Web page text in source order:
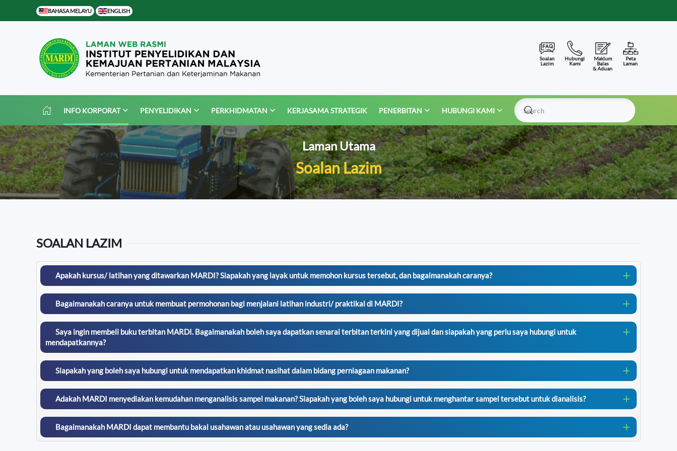
BAHASA MELAYU ENGLISH
Soalan
Lazim
Hubungi
Kami
Maklum
Balas
& Aduan
Peta
Laman
INFO KORPORAT PENYELIDIKAN PERKHIDMATAN KERJASAMA STRATEGIK PENERBITAN
HUBUNGI KAMI
Type 2 or more characters for results.
Laman Utama
Soalan Lazim
SOALAN LAZIM
Apakah kursus/ latihan yang ditawarkan MARDI? Siapakah yang layak untuk memohon kursus tersebut, dan bagaimanakah caranya?
Bagaimanakah caranya untuk membuat permohonan bagi menjalani latihan industri/ praktikal di MARDI?
Saya ingin membeli buku terbitan MARDI. Bagaimanakah boleh saya dapatkan senarai terbitan terkini yang dijual dan siapakah yang perlu saya hubungi untuk
mendapatkannya?
Siapakah yang boleh saya hubungi untuk mendapatkan khidmat nasihat dalam bidang perniagaan makanan?
Adakah MARDI menyediakan kemudahan menganalisis sampel makanan? Siapakah yang boleh saya hubungi untuk menghantar sampel tersebut untuk dianalisis?
Bagaimanakah MARDI dapat membantu bakal usahawan atau usahawan yang sedia ada?